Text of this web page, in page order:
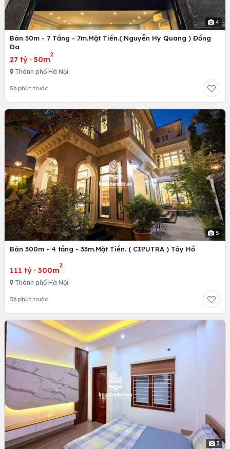
4
Bán 50m - 7 Tầng - 7m.Mặt Tiền.( Nguyễn Hy Quang ) Đống
Đa
27 tỷ · 50m
2
Thành phố Hà Nội
56 phút trước
5
Bán 300m - 4 tầng - 33m.Mặt Tiền. ( CIPUTRA ) Tây Hồ
111 tỷ · 300m
2
Thành phố Hà Nội
56 phút trước
3